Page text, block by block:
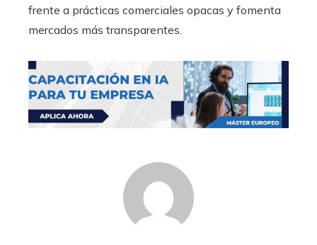
frente a prácticas comerciales opacas y fomenta
mercados más transparentes.